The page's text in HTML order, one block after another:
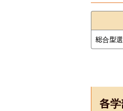
総合型
各